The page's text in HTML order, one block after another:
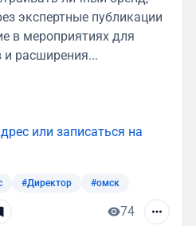
экспертные публикации
в мероприятиях для
и расширения...
или записаться на
#Директор #омск
74